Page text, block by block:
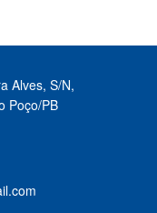
Alves, S/N,
Poço/PB